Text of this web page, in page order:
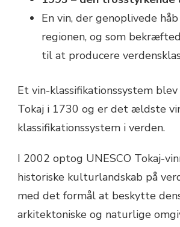
En vin, der genoplivede
regionen, og som
til at producere
Et vin-klassifikationssystem
Tokaj i 1730 og er det ældste
klassifikationssystem i verden.
I 2002 optog UNESCO Tokaj-
historiske kulturlandskab på
med det formål at beskytte
arkitektoniske og naturlige